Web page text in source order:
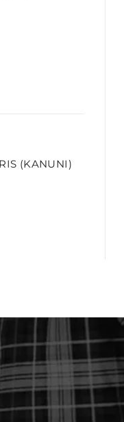
(KANUNI)